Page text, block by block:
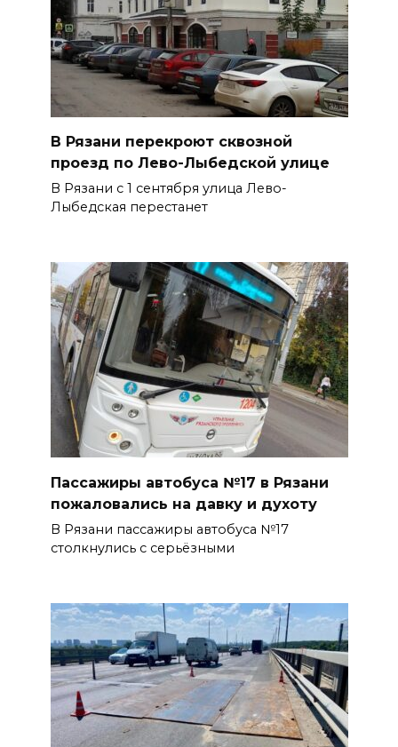
В Рязани перекроют сквозной
проезд по Лево-Лыбедской улице
В Рязани с 1 сентября улица Лево-
Лыбедская перестанет
Пассажиры автобуса №17 в Рязани
пожаловались на давку и духоту
В Рязани пассажиры автобуса №17
столкнулись с серьёзными